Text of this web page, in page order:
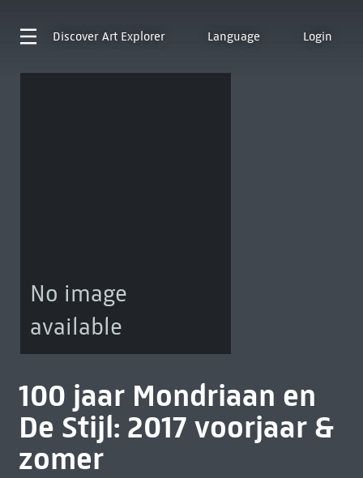
Discover Art Explorer Language Login
No image
available
100 jaar Mondriaan en
De Stijl: 2017 voorjaar &
zomer